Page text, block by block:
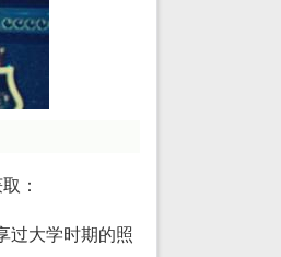
：
过大学时期的照